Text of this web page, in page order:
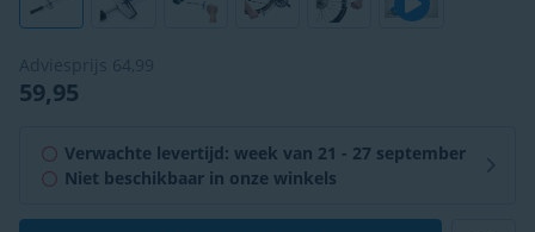
Adviesprijs 64,99
59,95
Verwachte levertijd: week van 21 - 27 september
Niet beschikbaar in onze winkels